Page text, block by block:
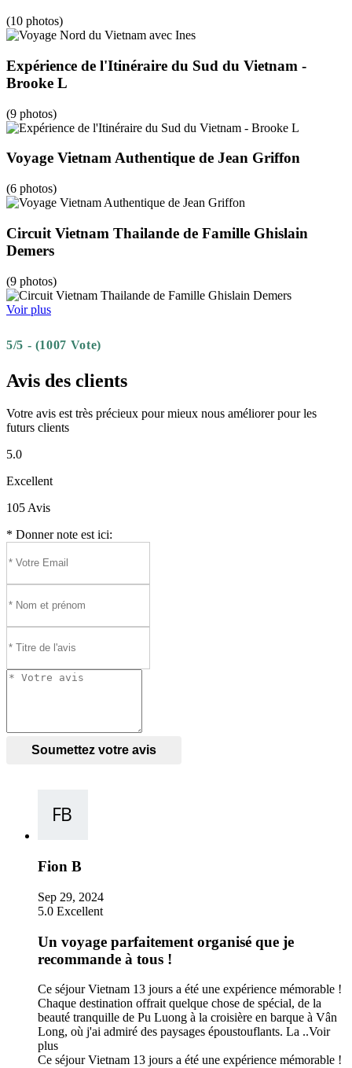
(10 photos)
Expérience de l'Itinéraire du Sud du Vietnam -
Brooke L
(9 photos)
Voyage Vietnam Authentique de Jean Griffon
(6 photos)
Circuit Vietnam Thailande de Famille Ghislain
Demers
(9 photos)
Voir plus
5/5 - (1007 Vote)
Avis des clients
Votre avis est très précieux pour mieux nous améliorer pour les
futurs clients
5.0
Excellent
105 Avis
* Donner note est ici:
Soumettez votre avis
Fion B
Sep 29, 2024
5.0 Excellent
Un voyage parfaitement organisé que je
recommande à tous !
Ce séjour Vietnam 13 jours a été une expérience mémorable !
Chaque destination offrait quelque chose de spécial, de la
beauté tranquille de Pu Luong à la croisière en barque à Vân
Long, où j'ai admiré des paysages époustouflants. La ..Voir
plus
Ce séjour Vietnam 13 jours a été une expérience mémorable !